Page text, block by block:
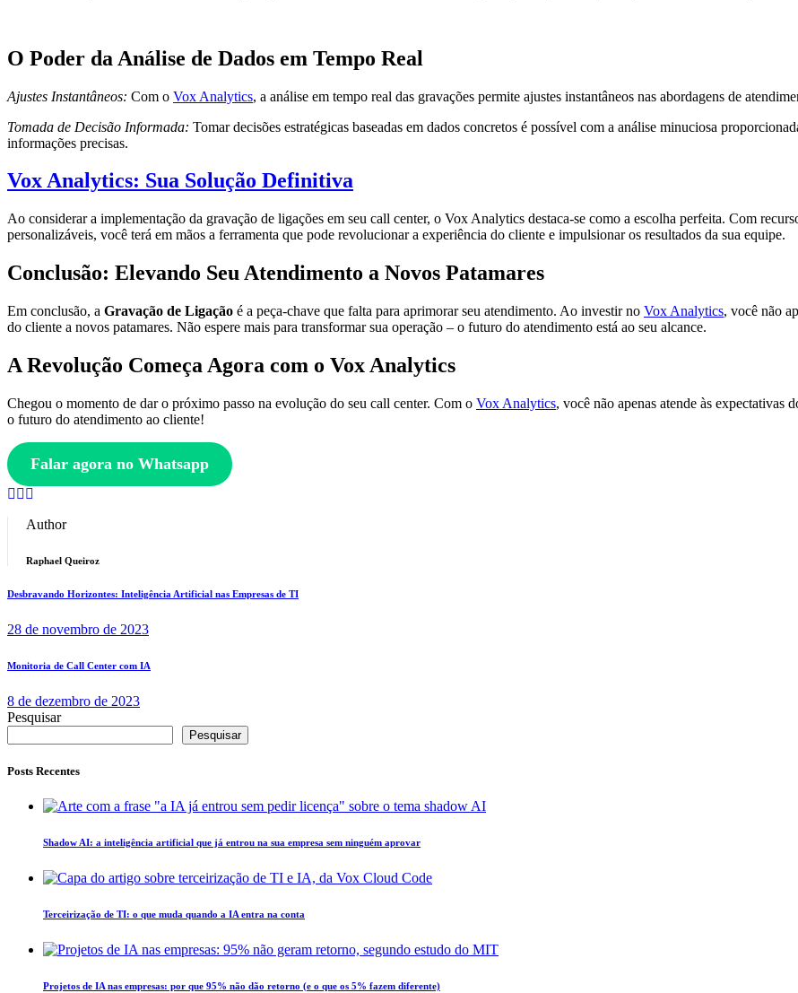
O Poder da Análise de Dados em Tempo Real
Ajustes Instantâneos: Com o Vox Analytics, a análise em tempo real das gravações permite ajustes instantâneos nas abordagens de
Tomada de Decisão Informada: Tomar decisões estratégicas baseadas em dados concretos é possível com a análise minuciosa
informações precisas.
VoxAnalytics: Sua Solução Definitiva
Ao considerar a implementação da gravação de ligações em seu call center, o Vox Analytics destaca-se como a escolha perfeita. Com
personalizáveis, você terá em mãos a ferramenta que pode revolucionar a experiência do cliente e impulsionar os resultados da sua equipe.
Conclusão: Elevando Seu Atendimento a Novos Patamares
Em conclusão, a Gravação de Ligação é a peça-chave que falta para aprimorar seu atendimento. Ao investir no Vox Analytics, você não
do cliente a novos patamares. Não espere mais para transformar sua operação – o futuro do atendimento está ao seu alcance.
A Revolução Começa Agora com o Vox Analytics
Chegou o momento de dar o próximo passo na evolução do seu call center. Com o Vox Analytics, você não apenas atende às expectativas
o futuro do atendimento ao cliente!
Falar agora no Whatsapp
Author
Raphael Queiroz
Desbravando Horizontes: Inteligência Artificial nas Empresas de TI
28 de novembro de 2023
Monitoria de Call Center com IA
8 de dezembro de 2023
Pesquisar
Pesquisar
Posts Recentes
Shadow AI: a inteligência artificial que já entrou na sua empresa sem ninguém aprovar
Terceirização de TI: o que muda quando a IA entra na conta
Projetos de IA nas empresas: por que 95% não dão retorno (e o que os 5% fazem diferente)